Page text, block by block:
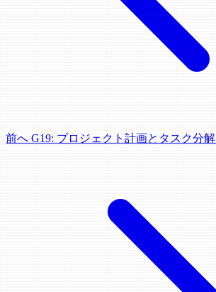
前へ G19: プロジェクト計画とタスク分解